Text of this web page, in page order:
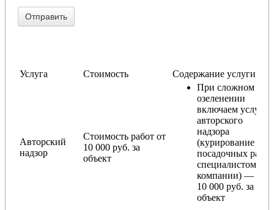
Услуга Стоимость Содержание услуги
Авторский
надзор
Стоимость работ от
10 000 руб. за
объект
При сложном
озеленении
включаем услугу
авторского
надзора
(курирование
посадочных работ
специалистом
компании) — от
10 000 руб. за
объект